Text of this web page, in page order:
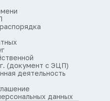
(документ с ЭЦП)
деятельность
данных